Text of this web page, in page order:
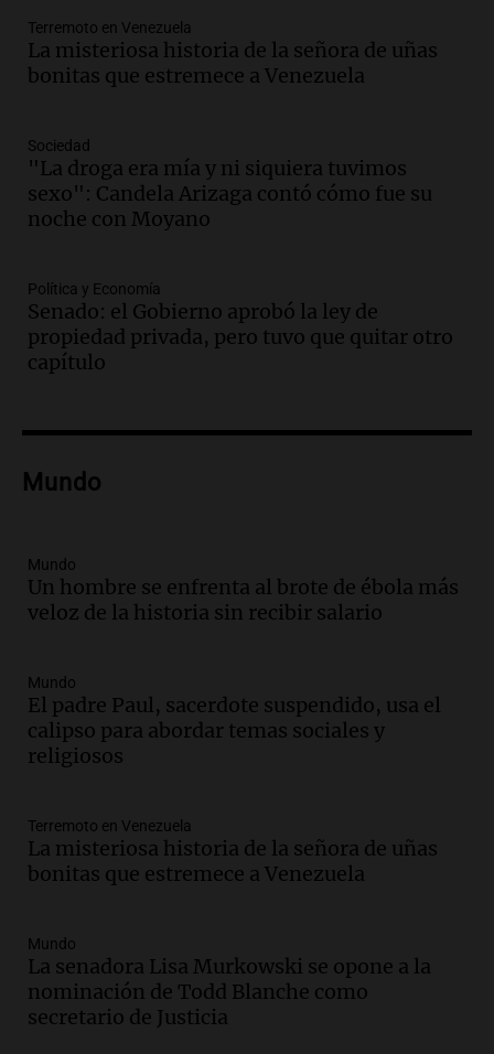
Episodios
Audio.Trump acusa a México de
perjudicar la economía estadounidense
Panorama Federal
Episodios
Audio.México y Perú reanudan
relaciones diplomáticas tras nueve
Episodios
Audio.Kicillof critica represión en
marcha y otras noticias nacionales de
Episodios
perjudicar a Estados Unidos en medio de
Episodios
Audio.Oncativo presenta su 52ª Fiesta
Nacional del Salame con la novedad de la
Episodios
Audio.El reclamo del sector industrial
tras las críticas de Caputo: "Somos seres
humanos que trabajamos"
Episodios
Audio.Suspenden clases en Bariloche y
alrededores por nevadas y malas
Episodios
Audio.Uspallata enfrenta un temporal
de nieve que deja varados a 1500
Terremoto en Venezuela
La misteriosa historia de la señora de uñas
bonitas que estremece a Venezuela
Sociedad
"La droga era mía y ni siquiera tuvimos
sexo": Candela Arizaga contó cómo fue su
noche con Moyano
Política y Economía
Senado: el Gobierno aprobó la ley de
propiedad privada, pero tuvo que quitar otro
capítulo
Mundo
Mundo
Un hombre se enfrenta al brote de ébola más
veloz de la historia sin recibir salario
Mundo
El padre Paul, sacerdote suspendido, usa el
calipso para abordar temas sociales y
religiosos
Terremoto en Venezuela
La misteriosa historia de la señora de uñas
bonitas que estremece a Venezuela
Mundo
La senadora Lisa Murkowski se opone a la
nominación de Todd Blanche como
secretario de Justicia